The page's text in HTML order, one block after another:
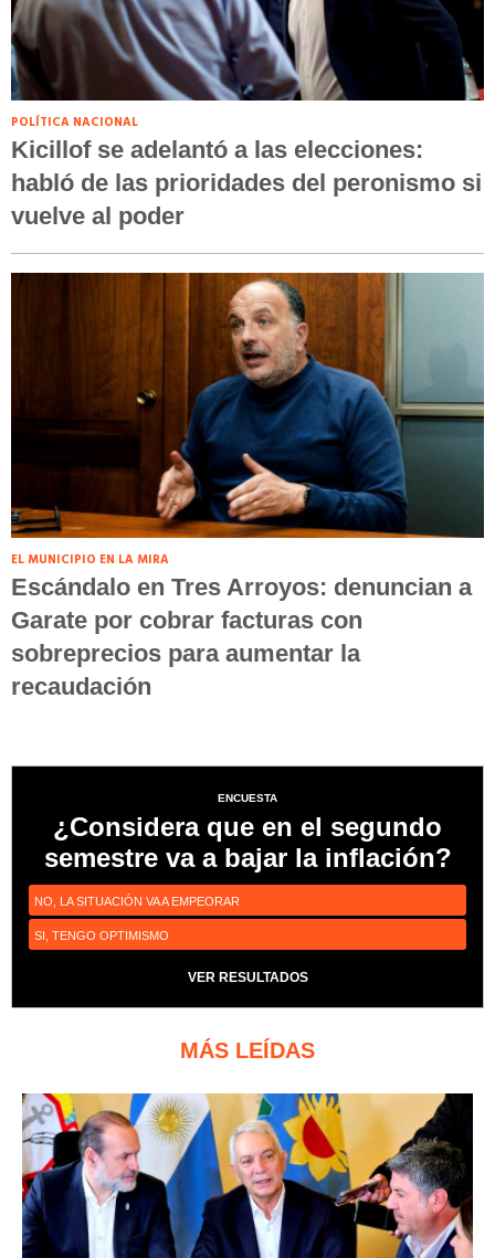
POLÍTICA NACIONAL
Kicillof se adelantó a las elecciones:
habló de las prioridades del peronismo si
vuelve al poder
EL MUNICIPIO EN LA MIRA
Escándalo en Tres Arroyos: denuncian a
Garate por cobrar facturas con
sobreprecios para aumentar la
recaudación
ENCUESTA
¿Considera que en el segundo
semestre va a bajar la inflación?
NO, LA SITUACIÓN VA A EMPEORAR
SI, TENGO OPTIMISMO
VER RESULTADOS
MÁS LEÍDAS